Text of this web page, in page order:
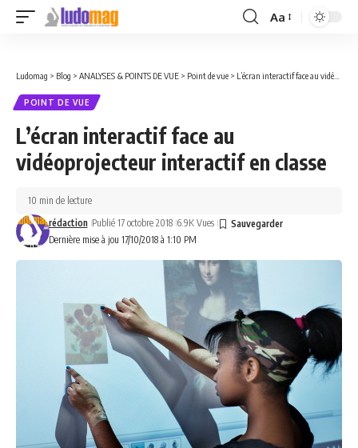
Font
Aa
Ludomag > Blog > ANALYSES & POINTS DE VUE > Point de vue > L’écran interactif face au vidéoprojecteur interactif en classe
POINT DE VUE
L’écran interactif face au
vidéoprojecteur interactif en classe
Dernière mise à jou 17/10/2018 à 1:10 PM
rédaction Publié 17 octobre 2018 6.9K Vues
10 min de lecture